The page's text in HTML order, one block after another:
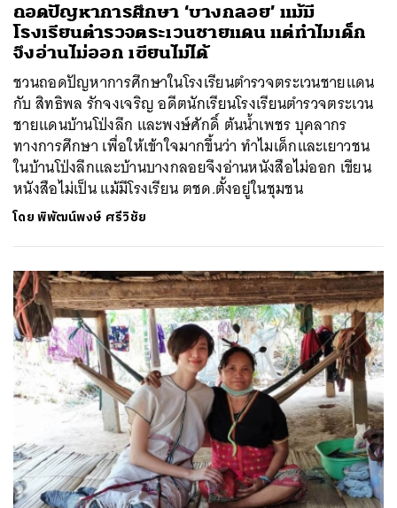
ถอดปัญหาการศึกษา ‘บางกลอย’ แม้มี
โรงเรียนตำรวจตระเวนชายแดน แต่ทำไมเด็ก
จึงอ่านไม่ออก เขียนไม่ได้
ชวนถอดปัญหาการศึกษาในโรงเรียนตำรวจตระเวนชายแดน
กับ สิทธิพล รักจงเจริญ อดีตนักเรียนโรงเรียนตำรวจตระเวน
ชายแดนบ้านโป่งลึก และพงษ์ศักดิ์ ต้นน้ำเพชร บุคลากร
ทางการศึกษา เพื่อให้เข้าใจมากขึ้นว่า ทำไมเด็กและเยาวชน
ในบ้านโป่งลึกและบ้านบางกลอยจึงอ่านหนังสือไม่ออก เขียน
หนังสือไม่เป็น แม้มีโรงเรียน ตชด.ตั้งอยู่ในชุมชน
โดยพิพัฒน์พงษ์ ศรีวิชัย